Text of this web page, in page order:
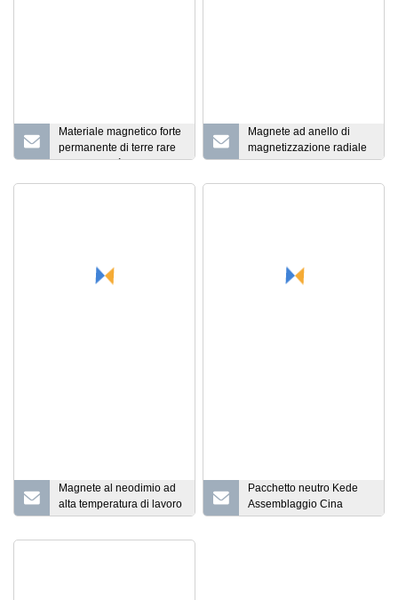
Materiale magnetico forte
permanente di terre rare
di alta qualità Produttore
Magnete ad anello di
magnetizzazione radiale
con magnete NdFeB
Magnete al neodimio ad
alta temperatura di lavoro
Magnete a blocco
Pacchetto neutro Kede
Assemblaggio Cina
personalizzabile